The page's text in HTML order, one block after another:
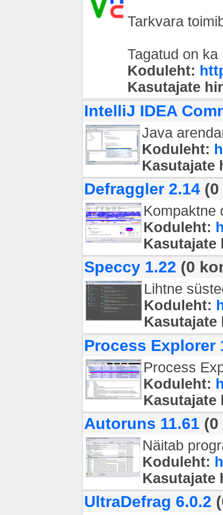
Tarkvara
Tagatud on
Koduleht:
Kasutajate
IntelliJ IDEA
Java
Koduleht:
Defraggler 2.14
Kompaktne
Koduleht:
Speccy 1.22 (0
Lihtne
Koduleht:
Process Explorer
Process
Koduleht:
Autoruns 11.61
Näitab
Koduleht:
UltraDefrag 6.0.2